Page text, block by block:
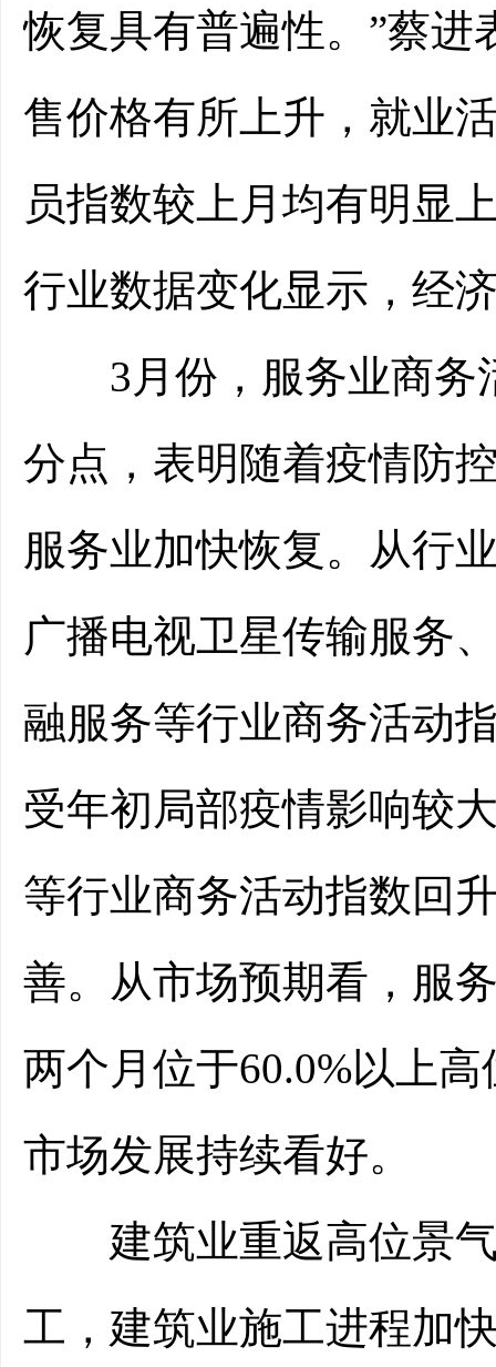
恢复具有普遍性。”蔡
售价格有所上升，就业
员指数较上月均有明显
行业数据变化显示，经
3月份，服务业商务
分点，表明随着疫情防
服务业加快恢复。从行
广播电视卫星传输服务
融服务等行业商务活动
受年初局部疫情影响较
等行业商务活动指数回
善。从市场预期看，服
两个月位于60.0%以上
市场发展持续看好。
建筑业重返高位景气
工，建筑业施工进程加